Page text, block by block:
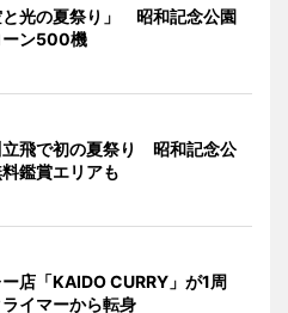
と光の夏祭り」 昭和記念公園
ーン500機
立飛で初の夏祭り 昭和記念公
鑑賞エリアも
店「KAIDO CURRY」が1周
イマーから転身